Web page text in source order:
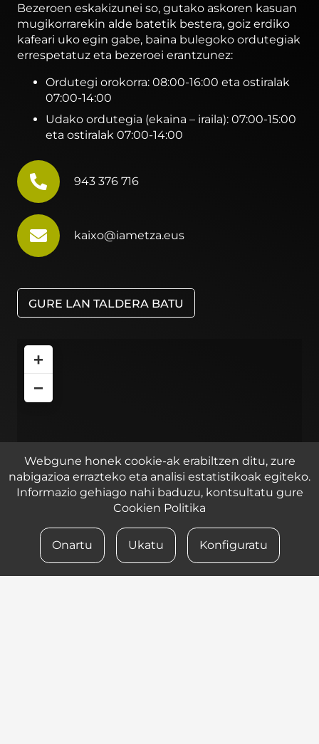
Bezeroen eskakizunei so, gutako askoren kasuan
mugikorrarekin alde batetik bestera, goiz erdiko
kafeari uko egin gabe, baina bulegoko ordutegiak
errespetatuz eta bezeroei erantzunez:
Ordutegi orokorra: 08:00-16:00 eta ostiralak
07:00-14:00
Udako ordutegia (ekaina – iraila): 07:00-15:00
eta ostiralak 07:00-14:00
943 376 716
kaixo@iametza.eus
GURE LAN TALDERA BATU
+
−
Webgune honek cookie-ak erabiltzen ditu, zure
nabigazioa errazteko eta analisi estatistikoak egiteko.
Informazio gehiago nahi baduzu, kontsultatu gure
Cookien Politika
Onartu Ukatu Konfiguratu